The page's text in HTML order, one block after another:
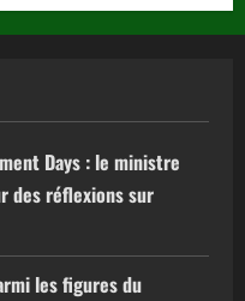
Days : le ministre
des réflexions sur
les figures du